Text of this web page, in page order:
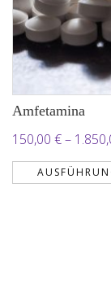
Amfetamina
150,00 €–